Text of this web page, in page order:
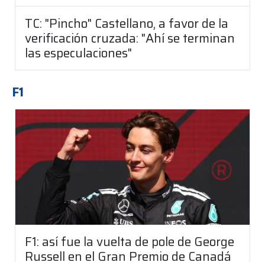
TC: "Pincho" Castellano, a favor de la
verificación cruzada: "Ahí se terminan
las especulaciones"
F1
F1: así fue la vuelta de pole de George
Russell en el Gran Premio de Canadá